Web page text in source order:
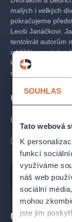
SOUHLAS
Tato webová
K
funkcí
využíváme
náš web
sociální
mohou
jste jim
malých i velkých
pokračujeme
Leoši Janáčkovi.
tentokrát autorům
o bližší poznání
kontroverzní
neúspěchů, ale
Účinkující
Leoš Janáček -
Zdena Janáčková -
Rudolf
Tereza Poláková -
Zábrodská
Kamila, Mária
Délka 90 minut
Hudba Leoš
Místa